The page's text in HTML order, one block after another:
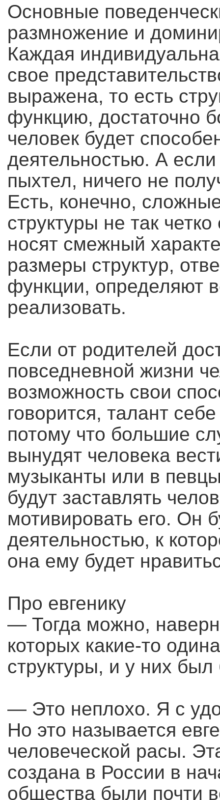
Основные
размножение и
Каждая
свое
выражена, то есть
функцию, достаточно
человек будет
деятельностью. А
пыхтел, ничего не
Есть, конечно,
структуры не так
носят смежный
размеры структур,
функции, определяют
реализовать.
Если от родителей
повседневной жизни
возможность свои
говорится, талант
потому что большие
вынудят человека
музыканты или в
будут заставлять
мотивировать его. Он
деятельностью, к
она ему будет
Про евгенику
— Тогда можно,
которых какие-то
структуры, и у них
— Это неплохо. Я с
Но это называется
человеческой расы.
создана в России в
общества были почти